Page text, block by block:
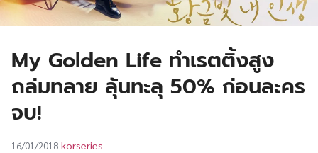
My Golden Life ทำเรตติ้งสูง
ถล่มทลาย ลุ้นทะลุ 50% ก่อนละคร
จบ!
16/01/2018 korseries